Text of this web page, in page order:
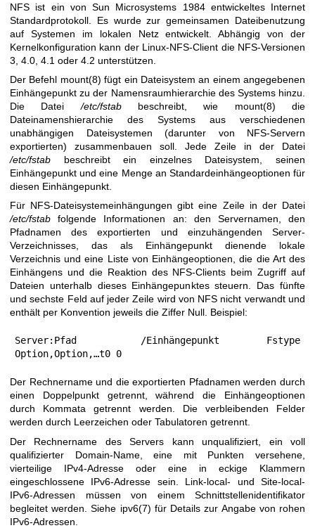
NFS ist ein von Sun Microsystems 1984 entwickeltes Internet
Standardprotokoll. Es wurde zur gemeinsamen Dateibenutzung
auf Systemen im lokalen Netz entwickelt. Abhängig von der
Kernelkonfiguration kann der Linux-NFS-Client die NFS-Versionen
3, 4.0, 4.1 oder 4.2 unterstützen.
Der Befehl mount(8) fügt ein Dateisystem an einem angegebenen
Einhängepunkt zu der Namensraumhierarchie des Systems hinzu.
Die Datei/etc/fstabbeschreibt, wie mount(8) die
Dateinamenshierarchie des Systems aus verschiedenen
unabhängigen Dateisystemen (darunter von NFS-Servern
exportierten) zusammenbauen soll. Jede Zeile in der Datei
/etc/fstab beschreibt ein einzelnes Dateisystem, seinen
Einhängepunkt und eine Menge an Standardeinhängeoptionen für
diesen Einhängepunkt.
Für NFS-Dateisystemeinhängungen gibt eine Zeile in der Datei
/etc/fstab folgende Informationen an: den Servernamen, den
Pfadnamen des exportierten und einzuhängenden Server-
Verzeichnisses, das als Einhängepunkt dienende lokale
Verzeichnis und eine Liste von Einhängeoptionen, die die Art des
Einhängens und die Reaktion des NFS-Clients beim Zugriff auf
Dateien unterhalb dieses Einhängepunktes steuern. Das fünfte
und sechste Feld auf jeder Zeile wird von NFS nicht verwandt und
enthält per Konvention jeweils die Ziffer Null. Beispiel:
Server:Pfad	/Einhängepunkt	Fstype
Option,Option,…t0 0
Der Rechnername und die exportierten Pfadnamen werden durch
einen Doppelpunkt getrennt, während die Einhängeoptionen
durch Kommata getrennt werden. Die verbleibenden Felder
werden durch Leerzeichen oder Tabulatoren getrennt.
Der Rechnername des Servers kann unqualifiziert, ein voll
qualifizierter Domain-Name, eine mit Punkten versehene,
vierteilige IPv4-Adresse oder eine in eckige Klammern
eingeschlossene IPv6-Adresse sein. Link-local- und Site-local-
IPv6-Adressen müssen von einem Schnittstellenidentifikator
begleitet werden. Siehe ipv6(7) für Details zur Angabe von rohen
IPv6-Adressen.